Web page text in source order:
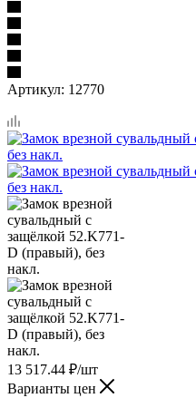
Артикул: 12770
13 517.44 ₽/шт
Варианты цен